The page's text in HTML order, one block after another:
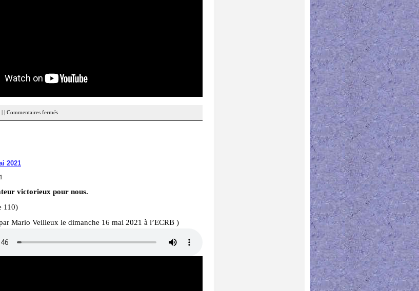
Commentaires fermés
2021
victorieux pour nous.
110)
Mario Veilleux le dimanche 16 mai 2021 à l’ECRB )